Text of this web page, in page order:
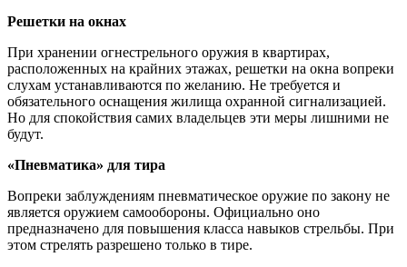
Решетки на окнах
При хранении огнестрельного оружия в квартирах,
расположенных на крайних этажах, решетки на окна вопреки
слухам устанавливаются по желанию. Не требуется и
обязательного оснащения жилища охранной сигнализацией.
Но для спокойствия самих владельцев эти меры лишними не
будут.
«Пневматика» для тира
Вопреки заблуждениям пневматическое оружие по закону не
является оружием самообороны. Официально оно
предназначено для повышения класса навыков стрельбы. При
этом стрелять разрешено только в тире.